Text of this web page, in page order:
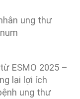
ung thư
ESMO 2025 –
lại lợi ích
ung thư